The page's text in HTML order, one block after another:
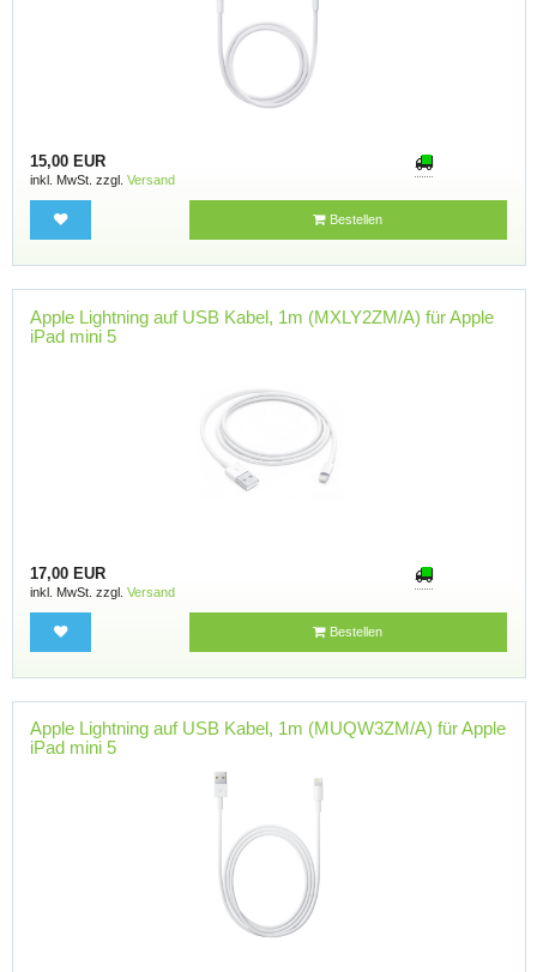
15,00 EUR
inkl. MwSt. zzgl. Versand
Bestellen
Apple Lightning auf USB Kabel, 1m (MXLY2ZM/A) für Apple
iPad mini 5
17,00 EUR
inkl. MwSt. zzgl. Versand
Bestellen
Apple Lightning auf USB Kabel, 1m (MUQW3ZM/A) für Apple
iPad mini 5